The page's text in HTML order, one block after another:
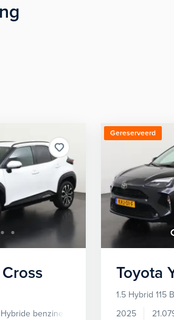
Hybride benzine
Gereserveerd
Toyota
1.5 Hybrid 115
2025